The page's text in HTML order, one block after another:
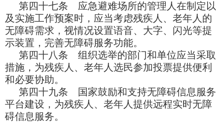
第四十七条 应急避难场所的管理人在制定以
及实施工作预案时，应当考虑残疾人、老年人的
无障碍需求，视情况设置语音、大字、闪光等提
示装置，完善无障碍服务功能。
第四十八条 组织选举的部门和单位应当采取
措施，为残疾人、老年人选民参加投票提供便利
和必要协助。
第四十九条 国家鼓励和支持无障碍信息服务
平台建设，为残疾人、老年人提供远程实时无障
碍信息服务。